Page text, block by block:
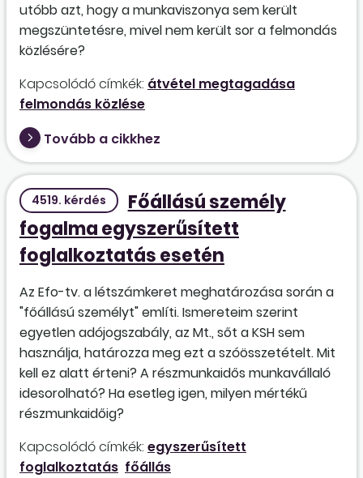
utóbb azt, hogy a munkaviszonya sem került
megszüntetésre, mivel nem került sor a felmondás
közlésére?
Kapcsolódó címkék: átvétel megtagadása
felmondás közlése
Tovább a cikkhez
4519. kérdés
Főállású személy
fogalma egyszerűsített
foglalkoztatás esetén
Az Efo-tv. a létszámkeret meghatározása során a
"főállású személyt" említi. Ismereteim szerint
egyetlen adójogszabály, az Mt., sőt a KSH sem
használja, határozza meg ezt a szóösszetételt. Mit
kell ez alatt érteni? A részmunkaidős munkavállaló
idesorolható? Ha esetleg igen, milyen mértékű
részmunkaidőig?
Kapcsolódó címkék: egyszerűsített
foglalkoztatás főállás